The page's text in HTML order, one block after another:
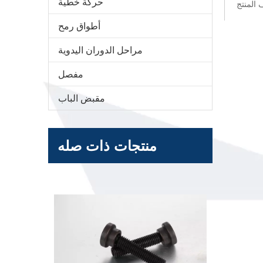
أطواق رمح
مراحل الدوران اليدوية
مفصل
مقبض الباب
منتجات ذات صله